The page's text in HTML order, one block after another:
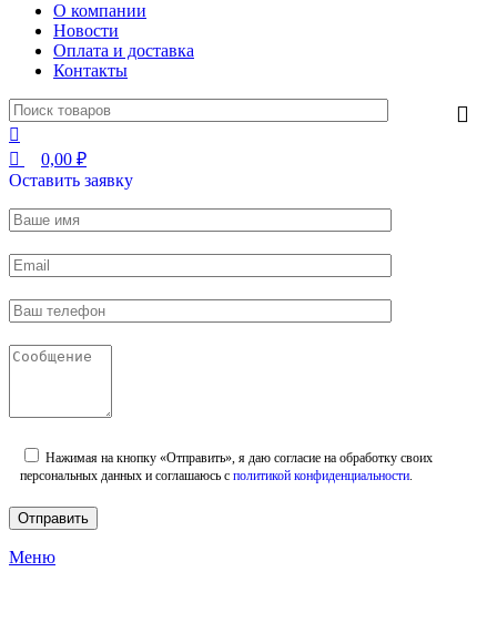
О компании
Новости
Оплата и доставка
Контакты
0,00 ₽
Оставить заявку
Нажимая на кнопку «Отправить», я даю согласие на обработку своих
персональных данных и соглашаюсь с политикой конфиденциальности.
Меню